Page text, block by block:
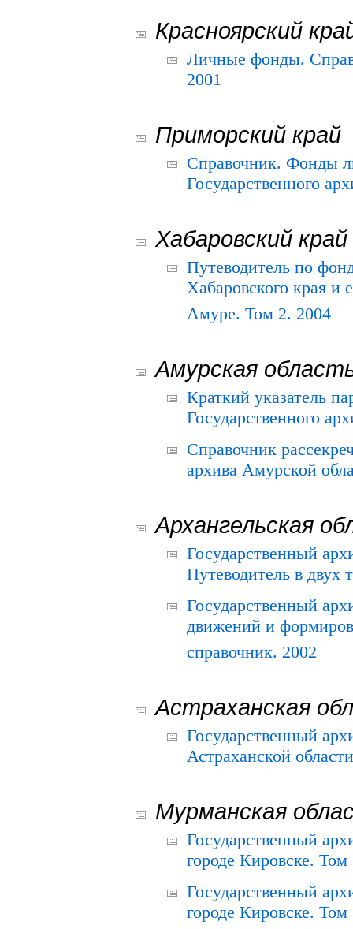
Красноярский
Личные фонды.
2001
Приморский край
Справочник. Фонды
Государственного
Хабаровский край
Путеводитель по
Хабаровского края и
Амуре. Том 2. 2004
Амурская
Краткий указатель
Государственного
Справочник
архива Амурской
Архангельская
Государственный
Путеводитель в двух
Государственный
движений и
справочник. 2002
Астраханская
Государственный
Астраханской
Мурманская
Государственный
городе Кировске.
Государственный
городе Кировске.